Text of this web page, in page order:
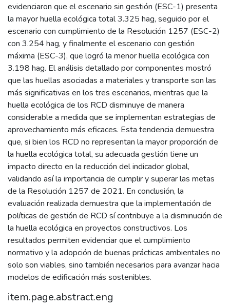
evidenciaron que el escenario sin gestión (ESC-1) presenta
la mayor huella ecológica total 3.325 hag, seguido por el
escenario con cumplimiento de la Resolución 1257 (ESC-2)
con 3.254 hag, y finalmente el escenario con gestión
máxima (ESC-3), que logró la menor huella ecológica con
3.198 hag. El análisis detallado por componentes mostró
que las huellas asociadas a materiales y transporte son las
más significativas en los tres escenarios, mientras que la
huella ecológica de los RCD disminuye de manera
considerable a medida que se implementan estrategias de
aprovechamiento más eficaces. Esta tendencia demuestra
que, si bien los RCD no representan la mayor proporción de
la huella ecológica total, su adecuada gestión tiene un
impacto directo en la reducción del indicador global,
validando así la importancia de cumplir y superar las metas
de la Resolución 1257 de 2021. En conclusión, la
evaluación realizada demuestra que la implementación de
políticas de gestión de RCD sí contribuye a la disminución de
la huella ecológica en proyectos constructivos. Los
resultados permiten evidenciar que el cumplimiento
normativo y la adopción de buenas prácticas ambientales no
solo son viables, sino también necesarios para avanzar hacia
modelos de edificación más sostenibles.
item.page.abstract.eng